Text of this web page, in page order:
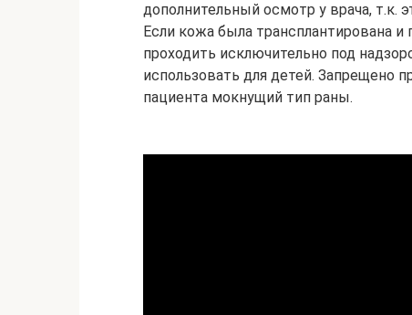
дополнительный осмотр у врача, т.к.
Если кожа была трансплантирована
проходить исключительно под
использовать для детей. Запрещено
пациента мокнущий тип раны.